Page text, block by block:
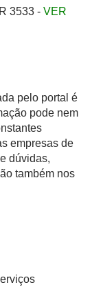
3533 - VER
pelo portal é
pode nem
empresas de
dúvidas,
também nos